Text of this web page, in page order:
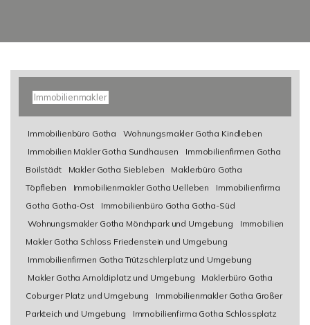
Immobilienmakler
Immobilienbüro Gotha
Wohnungsmakler Gotha Kindleben
Immobilien Makler Gotha Sundhausen
Immobilienfirmen Gotha
Boilstädt
Makler Gotha Siebleben
Maklerbüro Gotha
Töpfleben
Immobilienmakler Gotha Uelleben
Immobilienfirma
Gotha Gotha-Ost
Immobilienbüro Gotha Gotha-Süd
Wohnungsmakler Gotha Mönchpark und Umgebung
Immobilien
Makler Gotha Schloss Friedenstein und Umgebung
Immobilienfirmen Gotha Trützschlerplatz und Umgebung
Makler Gotha Arnoldiplatz und Umgebung
Maklerbüro Gotha
Coburger Platz und Umgebung
Immobilienmakler Gotha Großer
Parkteich und Umgebung
Immobilienfirma Gotha Schlossplatz